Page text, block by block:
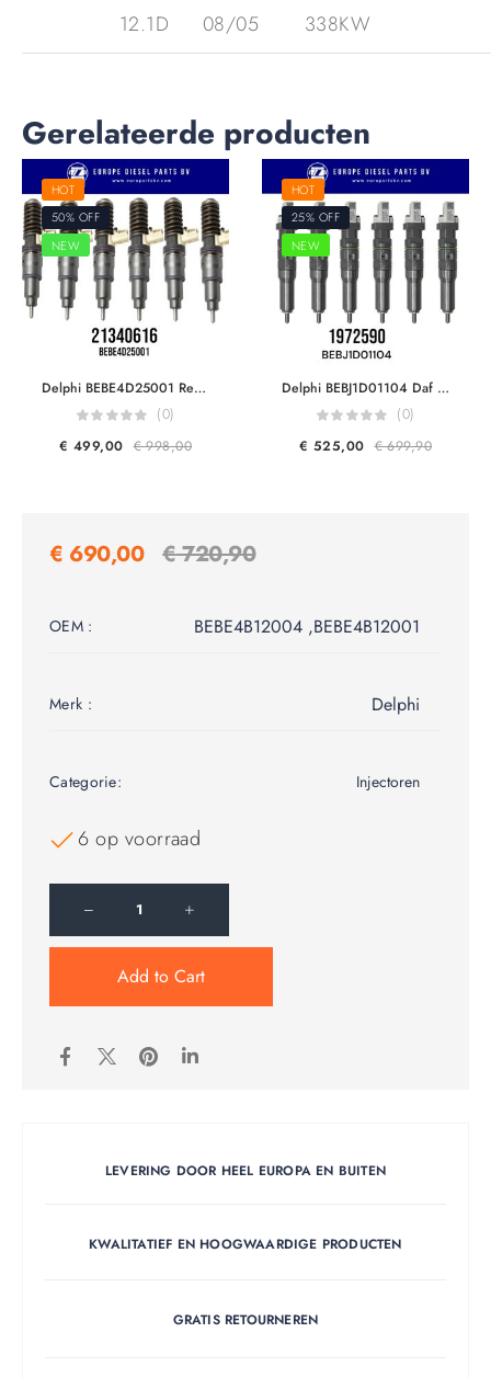
12.1D
08/05
338KW
Gerelateerde producten
HOT
50% OFF
NEW
Delphi BEBE4D25001 Renault & Volvo Trucks 21340616 21098096 20198087 7421098096 7421340616 85003268 For DXi 13 FH460/500/520 EUI Diesel Injector Euro 5
(0)
€ 499,00 €998,00
HOT
25% OFF
NEW
Delphi BEBJ1D01104 Daf 1972590 1925658 1952044 For MX11 440HP Engine F2P Smart Diesel Injector Euro 6
(0)
€ 525,00 €699,90
€ 690,00 €720,90
OEM : BEBE4B12004 ,BEBE4B12001
Merk : Delphi
Categorie: Injectoren
6 op voorraad
Add to Cart
LEVERING DOOR HEEL EUROPA EN BUITEN
KWALITATIEF EN HOOGWAARDIGE PRODUCTEN
GRATIS RETOURNEREN